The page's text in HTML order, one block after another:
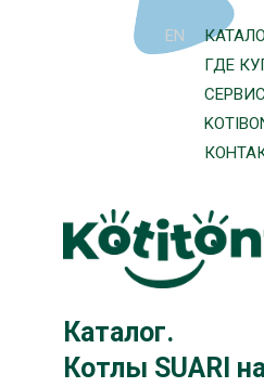
СЕРВИС
EN
ГДЕ
к
и
три
Каталог.
Котлы SUARI